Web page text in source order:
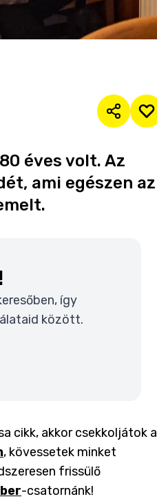
éves volt. Az
ami egészen az
így
között.
cikk, akkor csekkoljátok a
, kövessetek minket
frissülő
-csatornánk!